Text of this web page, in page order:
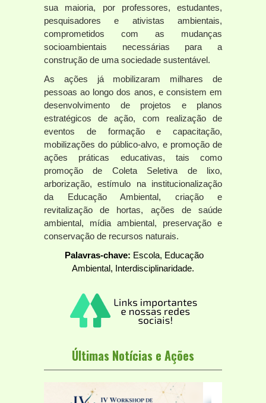
sua maioria, por professores, estudantes,
pesquisadores e ativistas ambientais,
comprometidos com as mudanças
socioambientais necessárias para a
construção de uma sociedade sustentável.
As ações já mobilizaram milhares de
pessoas ao longo dos anos, e consistem em
desenvolvimento de projetos e planos
estratégicos de ação, com realização de
eventos de formação e capacitação,
mobilizações do público-alvo, e promoção de
ações práticas educativas, tais como
promoção de Coleta Seletiva de lixo,
arborização, estímulo na institucionalização
da Educação Ambiental, criação e
revitalização de hortas, ações de saúde
ambiental, mídia ambiental, preservação e
conservação de recursos naturais.
Palavras-chave: Escola, Educação
Ambiental, Interdisciplinaridade.
Últimas Notícias e Ações